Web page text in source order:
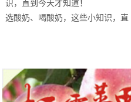
选酸奶、喝酸奶，这些小知识，直